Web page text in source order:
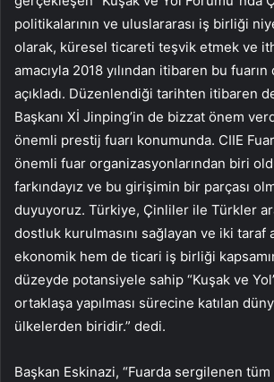
politikalarının ve uluslararası iş birliği
olarak, küresel ticareti teşvik etmek ve
amacıyla 2018 yılından itibaren bu
açıkladı. Düzenlendiği tarihten itibaren
Başkanı Xİ Jinping’in de bizzat önem
önemli prestij fuarı konumunda. CIIE
önemli fuar organizasyonlarından biri
farkındayız ve bu girişimin bir parçası
duyuyoruz. Türkiye, Çinliler ile Türkler
dostluk kurulmasını sağlayan ve iki taraf
ekonomik hem de ticari iş birliği
düzeyde potansiyele sahip “Kuşak ve
ortaklaşa yapılması sürecine katılan
ülkelerden biridir.” dedi.
Başkan Eskinazi, “Fuarda sergilenen